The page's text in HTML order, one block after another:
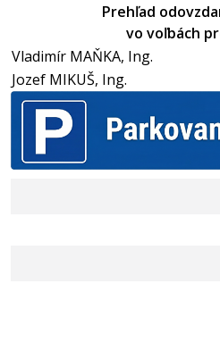
Prehľad
vo voľbách
Vladimír MAŇKA, Ing.
Jozef MIKUŠ, Ing.